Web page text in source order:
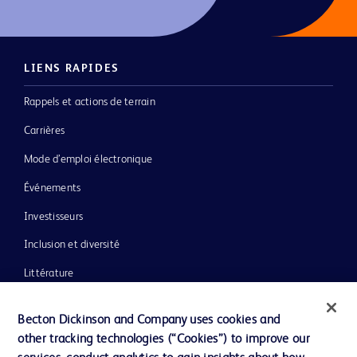
LIENS RAPIDES
Rappels et actions de terrain
Carrières
Mode d’emploi électronique
Événements
Investisseurs
Inclusion et diversité
Littérature
Notre entreprise
Becton Dickinson and Company uses cookies and
other tracking technologies (“Cookies”) to improve our